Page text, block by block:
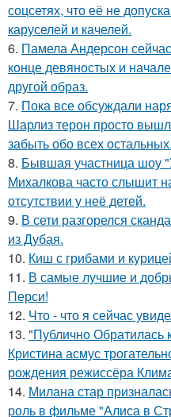
соцсетях, что её не
каруселей и качелей.
6. Памела Андерсон
конце девяностых и
другой образ.
7. Пока все обсуждали
Шарлиз терон просто
забыть обо всех остальных.
8. Бывшая участница шоу
Михалкова часто слышит
отсутствии у неё детей.
9. В сети разгорелся
из Дубая.
10. Киш с грибами и
11. В самые лучшие и
Перси!
12. Что - что я сейчас
13. "Публично Обратилась
Кристина асмус
рождения режиссёра
14. Милана стар
роль в фильме "Алиса в